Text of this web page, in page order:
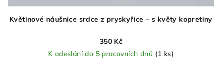
Květinové náušnice srdce z pryskyřice – s květy kopretiny
350 Kč
K odeslání do 5 pracovních dnů (1 ks)